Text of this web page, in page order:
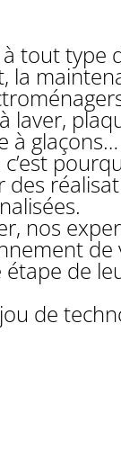
tout type
la
laver,
à glaçons…
des
nos
de
de
de